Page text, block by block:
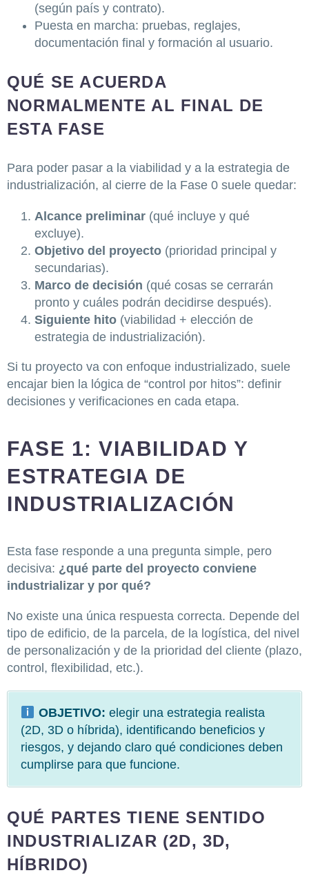
(según país y contrato).
Puesta en marcha: pruebas, reglajes,
documentación final y formación al usuario.
QUÉ SE ACUERDA
NORMALMENTE AL FINAL DE
ESTA FASE
Para poder pasar a la viabilidad y a la estrategia de
industrialización, al cierre de la Fase 0 suele quedar:
Alcance preliminar (qué incluye y qué
excluye).
Objetivo del proyecto (prioridad principal y
secundarias).
Marco de decisión (qué cosas se cerrarán
pronto y cuáles podrán decidirse después).
Siguiente hito (viabilidad + elección de
estrategia de industrialización).
Si tu proyecto va con enfoque industrializado, suele
encajar bien la lógica de “control por hitos”: definir
decisiones y verificaciones en cada etapa.
FASE 1: VIABILIDAD Y
ESTRATEGIA DE
INDUSTRIALIZACIÓN
Esta fase responde a una pregunta simple, pero
decisiva: ¿qué parte del proyecto conviene
industrializar y por qué?
No existe una única respuesta correcta. Depende del
tipo de edificio, de la parcela, de la logística, del nivel
de personalización y de la prioridad del cliente (plazo,
control, flexibilidad, etc.).
OBJETIVO: elegir una estrategia realista
(2D, 3D o híbrida), identificando beneficios y
riesgos, y dejando claro qué condiciones deben
cumplirse para que funcione.
QUÉ PARTES TIENE SENTIDO
INDUSTRIALIZAR (2D, 3D,
HÍBRIDO)